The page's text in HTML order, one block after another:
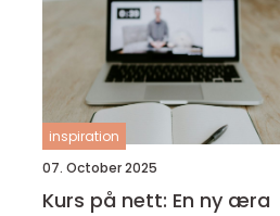
inspiration
07. October 2025
Kurs på nett: En ny æra